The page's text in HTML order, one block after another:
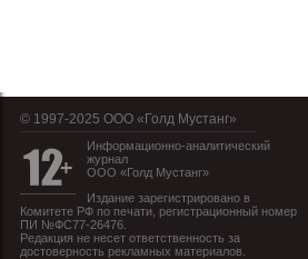
© 1997-2025 OOO «Голд Мустанг»
Информационно-аналитический
журнал
ООО «Голд Мустанг»
Издание зарегистрировано в
Комитете РФ по печати, регистрационный номер
ПИ №ФС77-26476.
Редакция не несет ответственность за
достоверность рекламных материалов.